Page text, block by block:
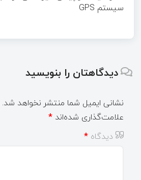
سیستم‌ GPS
دیدگاهتان را بنویسید
نشانی ایمیل شما منتشر نخواهد شد.
علامت‌گذاری شده‌اند *
دیدگاه *